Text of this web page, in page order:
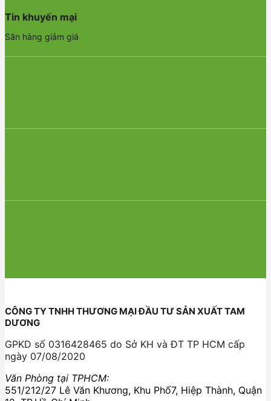
Tin khuyến mại
Săn hàng giảm giá
CÔNG TY TNHH THƯƠNG MẠI ĐẦU TƯ SẢN XUẤT TAM
DƯƠNG
GPKD số 0316428465 do Sở KH và ĐT TP HCM cấp
ngày 07/08/2020
Văn Phòng tại TPHCM:
551/212/27 Lê Văn Khương, Khu Phố7, Hiệp Thành, Quận